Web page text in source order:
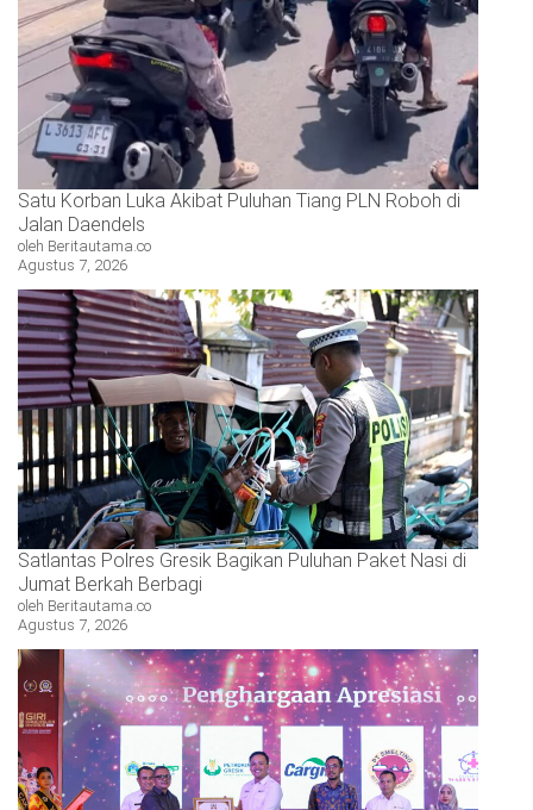
Satu Korban Luka Akibat Puluhan Tiang PLN Roboh di
Jalan Daendels
oleh Beritautama.co
Agustus 7, 2026
Satlantas Polres Gresik Bagikan Puluhan Paket Nasi di
Jumat Berkah Berbagi
oleh Beritautama.co
Agustus 7, 2026